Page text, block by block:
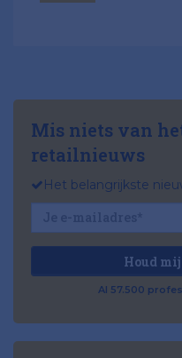
Mis niets van
retailnieuws
Het belangrijkste
Houd mij
Al 57.500